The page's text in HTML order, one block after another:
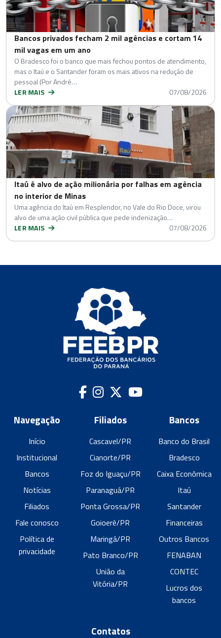
Bancos privados fecham 2 mil agências e cortam 14
mil vagas em um ano
O Bradesco foi o banco que mais fechou pontos de atendimento,
mas o Itaú e o Santander foram os mais ativos na redução de
pessoal (Por André…
LER MAIS
07/08/2026
Itaú é alvo de ação milionária por falhas em agência
no interior de Minas
Uma agência do Itaú em Resplendor, no Vale do Rio Doce, virou
alvo de uma ação civil pública que pede indenização…
LER MAIS
07/08/2026
Navegação
Início
Institucional
Bancos
Notícias
Filiados
Fale conosco
Política de
privacidade
Filiados
Cascavel/PR
Cianorte/PR
Foz do Iguaçu/PR
Paranaguá/PR
Ponta Grossa/PR
Goioerê/PR
Maringá/PR
Pato Branco/PR
União da
Vitória/PR
Bancos
Banco do Brasil
Bradesco
Caixa Econômica
Itaú
Santander
Financeiras
Outros Bancos
FENABAN
CONTEC
Lucros dos
bancos
Contatos